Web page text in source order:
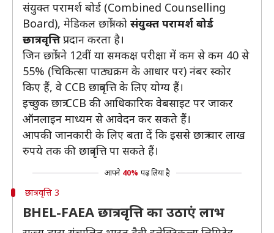
संयुक्त परामर्श बोर्ड (Combined Counselling
Board), मेडिकल छात्रों को संयुक्त परामर्श बोर्ड
छात्रवृत्तिप्रदान करता है।
जिन छात्रों ने 12वीं या समकक्ष परीक्षा में कम से कम 40 से
55% (चिकित्सा पाठ्यक्रम के आधार पर) नंबर स्कोर
किए हैं, वे CCB छात्रवृत्ति के लिए योग्य हैं।
इच्छुक छात्र CCB की आधिकारिक वेबसाइट पर जाकर
ऑनलाइन माध्यम से आवेदन कर सकते हैं।
आपकी जानकारी के लिए बता दें कि इससे छात्र चार लाख
रुपये तक की छात्रवृत्ति पा सकते हैं।
आपने 40% पढ़ लिया है
छात्रवृत्ति 3
BHEL-FAEA छात्रवृत्ति का उठाएं लाभ